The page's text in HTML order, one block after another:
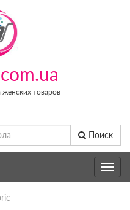
товаров
Поиск
Toggle